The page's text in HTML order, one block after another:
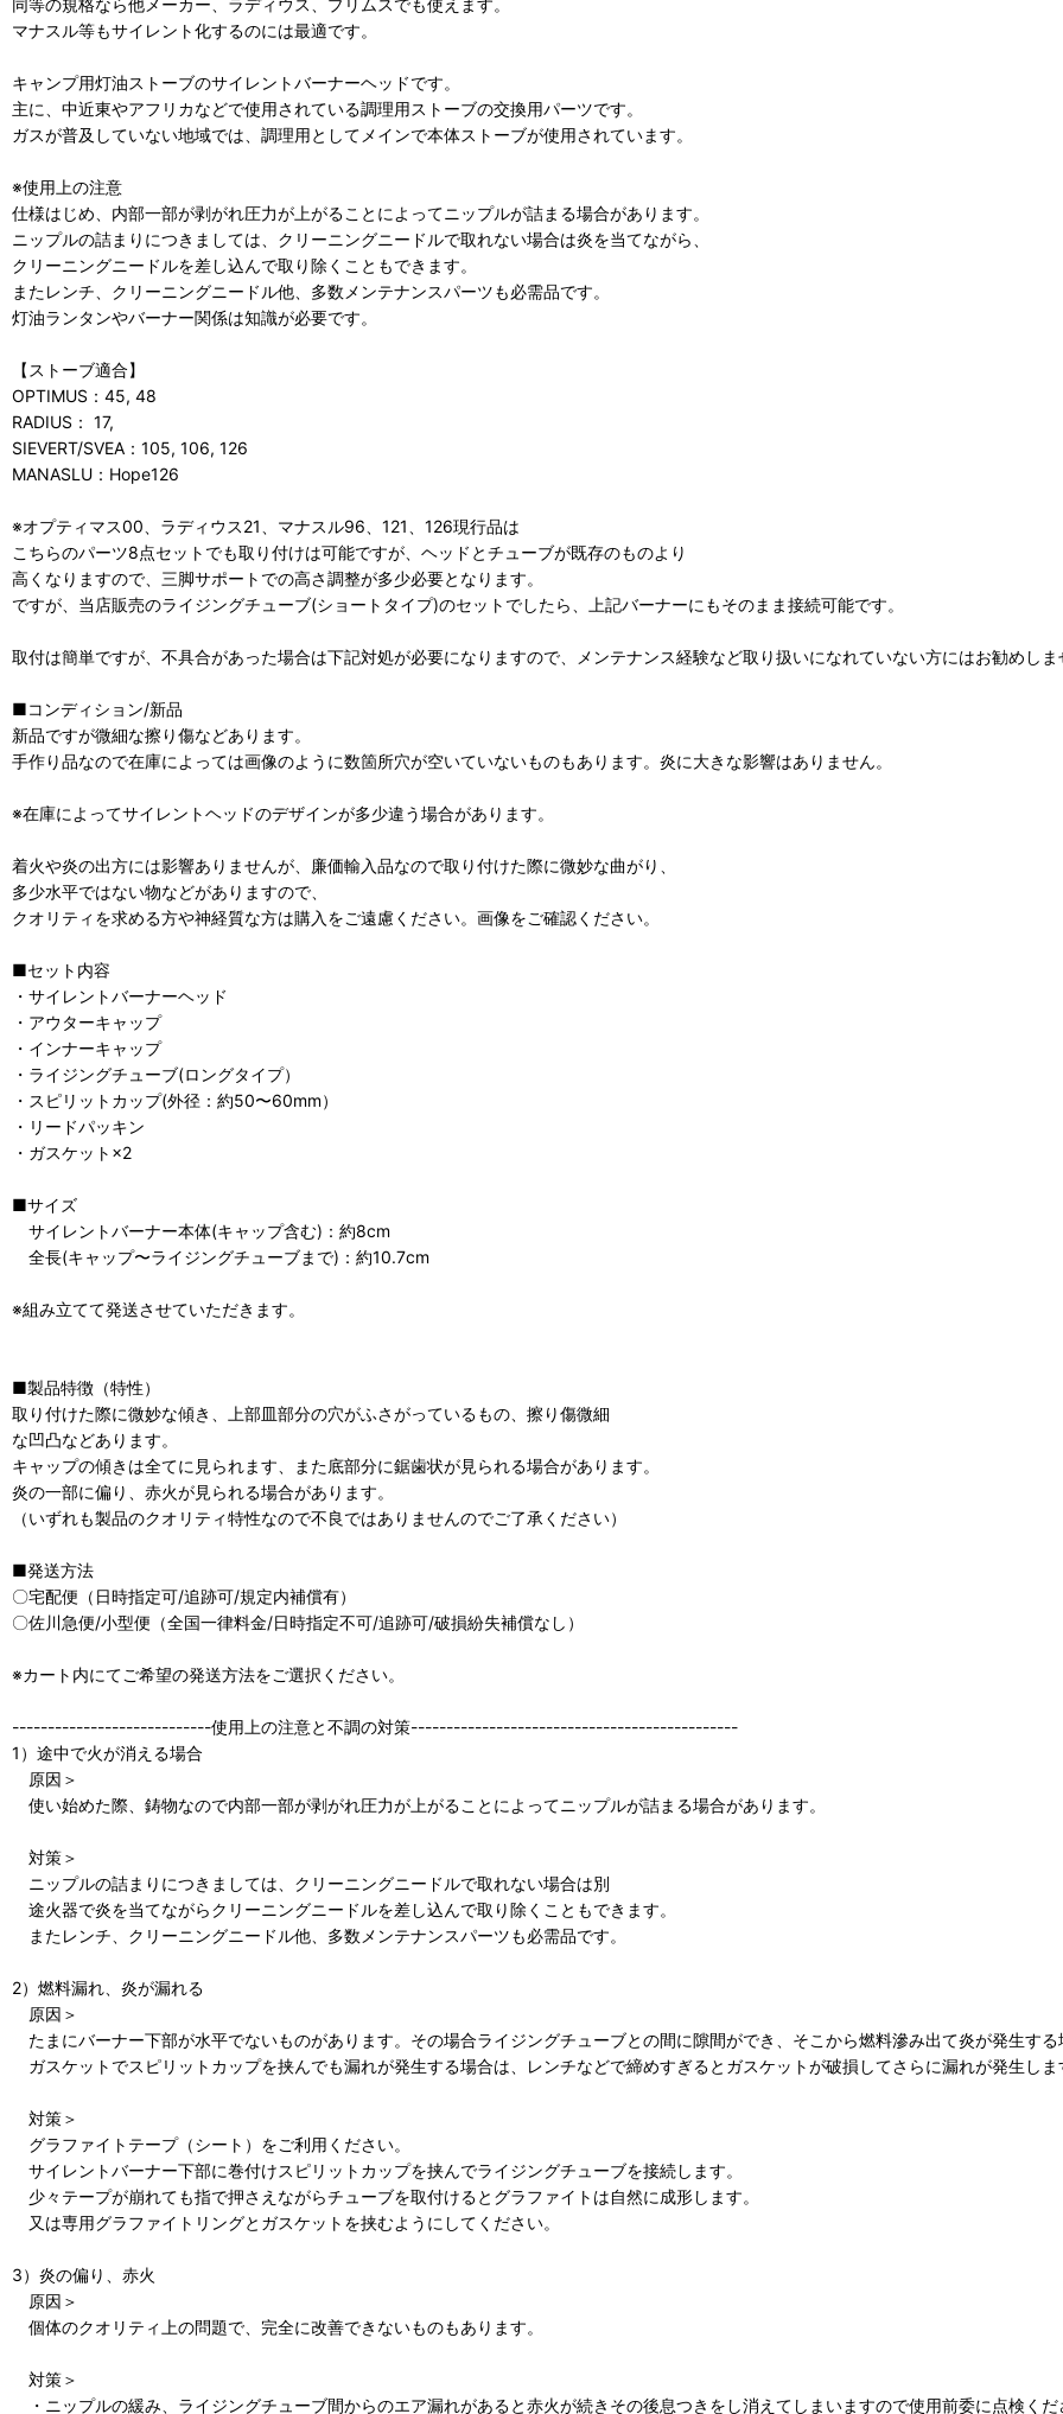
同等の規格なら他メーカー、ラディウス、プリムスでも使えます。
マナスル等もサイレント化するのには最適です。
キャンプ用灯油ストーブのサイレントバーナーヘッドです。
主に、中近東やアフリカなどで使用されている調理用ストーブの交換用パーツです。
ガスが普及していない地域では、調理用としてメインで本体ストーブが使用されています。
※使用上の注意
仕様はじめ、内部一部が剥がれ圧力が上がることによってニップルが詰まる場合があります。
ニップルの詰まりにつきましては、クリーニングニードルで取れない場合は炎を当てながら、
クリーニングニードルを差し込んで取り除くこともできます。
またレンチ、クリーニングニードル他、多数メンテナンスパーツも必需品です。
灯油ランタンやバーナー関係は知識が必要です。
【ストーブ適合】
OPTIMUS：45, 48
RADIUS： 17,
SIEVERT/SVEA：105, 106, 126
MANASLU：Hope126
※オプティマス00、ラディウス21、マナスル96、121、126現行品は
こちらのパーツ8点セットでも取り付けは可能ですが、ヘッドとチューブが既存のものより
高くなりますので、三脚サポートでの高さ調整が多少必要となります。
ですが、当店販売のライジングチューブ(ショートタイプ)のセットでしたら、上記バーナーにもそのまま接続可能です。
取付は簡単ですが、不具合があった場合は下記対処が必要になりますので、メンテナンス経験など取り扱いになれていない方にはお勧めしま
■コンディション/新品
新品ですが微細な擦り傷などあります。
手作り品なので在庫によっては画像のように数箇所穴が空いていないものもあります。炎に大きな影響はありません。
※在庫によってサイレントヘッドのデザインが多少違う場合があります。
着火や炎の出方には影響ありませんが、廉価輸入品なので取り付けた際に微妙な曲がり、
多少水平ではない物などがありますので、
クオリティを求める方や神経質な方は購入をご遠慮ください。画像をご確認ください。
■セット内容
・サイレントバーナーヘッド
・アウターキャップ
・インナーキャップ
・ライジングチューブ(ロングタイプ）
・スピリットカップ(外径：約50〜60mm）
・リードパッキン
・ガスケット×2
■サイズ
サイレントバーナー本体(キャップ含む)：約8cm
全長(キャップ〜ライジングチューブまで)：約10.7cm
※組み立てて発送させていただきます。
■製品特徴（特性）
取り付けた際に微妙な傾き、上部皿部分の穴がふさがっているもの、擦り傷微細
な凹凸などあります。
キャップの傾きは全てに見られます、また底部分に鋸歯状が見られる場合があります。
炎の一部に偏り、赤火が見られる場合があります。
（いずれも製品のクオリティ特性なので不良ではありませんのでご了承ください）
■発送方法
〇宅配便（日時指定可/追跡可/規定内補償有）
〇佐川急便/小型便（全国一律料金/日時指定不可/追跡可/破損紛失補償なし）
※カート内にてご希望の発送方法をご選択ください。
----------------------------使用上の注意と不調の対策----------------------------------------------
1）途中で火が消える場合
原因＞
使い始めた際、鋳物なので内部一部が剥がれ圧力が上がることによってニップルが詰まる場合があります。
対策＞
ニップルの詰まりにつきましては、クリーニングニードルで取れない場合は別
途火器で炎を当てながらクリーニングニードルを差し込んで取り除くこともできます。
またレンチ、クリーニングニードル他、多数メンテナンスパーツも必需品です。
2）燃料漏れ、炎が漏れる
原因＞
たまにバーナー下部が水平でないものがあります。その場合ライジングチューブとの間に隙間ができ、そこから燃料滲み出て炎が発生す
ガスケットでスピリットカップを挟んでも漏れが発生する場合は、レンチなどで締めすぎるとガスケットが破損してさらに漏れが発生しま
対策＞
グラファイトテープ（シート）をご利用ください。
サイレントバーナー下部に巻付けスピリットカップを挟んでライジングチューブを接続します。
少々テープが崩れても指で押さえながらチューブを取付けるとグラファイトは自然に成形します。
又は専用グラファイトリングとガスケットを挟むようにしてください。
3）炎の偏り、赤火
原因＞
個体のクオリティ上の問題で、完全に改善できないものもあります。
対策＞
・ニップルの緩み、ライジングチューブ間からのエア漏れがあると赤火が続きその後息つきをし消えてしまいますので使用前委に点検くだ